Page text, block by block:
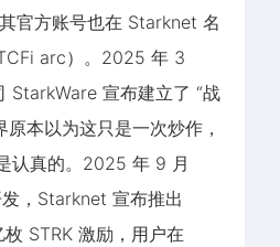
官方账号也在 Starknet 名
arc）。2025 年 3
StarkWare 宣布建立了 “战
本以为这只是一次炒作，
认真的。2025 年 9 月
，Starknet 宣布推出
STRK 激励，用户在